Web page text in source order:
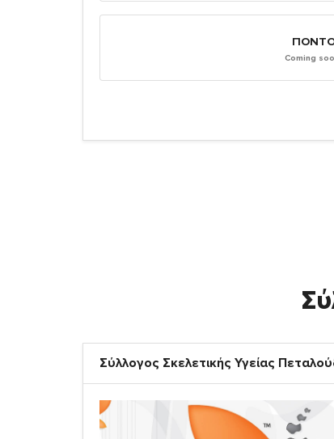
Coming
Σύλλογος Σκελετικής Υγείας